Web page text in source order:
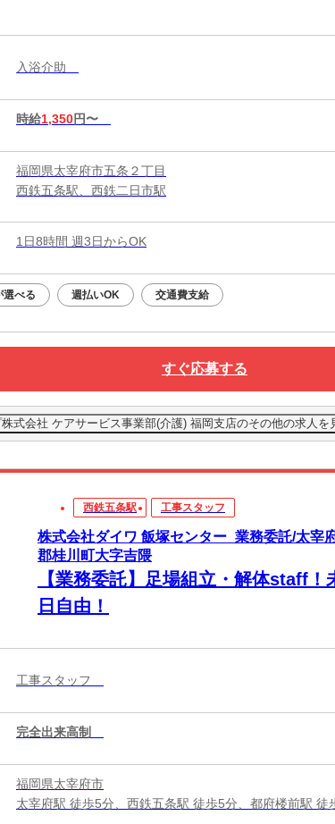
入浴介助
時給1,350円〜
福岡県太宰府市五条２丁目
西鉄五条駅、西鉄二日市駅
1日8時間 週3日からOK
選べる 週払いOK 交通費支給
すぐ応募する
式会社 ケアサービス事業部(介護) 福岡支店のその他の求人を
西鉄五条駅 工事スタッフ
株式会社ダイワ 飯塚センター_業務委託/太宰
郡桂川町大字吉隈
【業務委託】足場組立・解体staff
日自由！
工事スタッフ
完全出来高制
福岡県太宰府市
太宰府駅 徒歩5分、西鉄五条駅 徒歩5分、都府楼前駅 徒